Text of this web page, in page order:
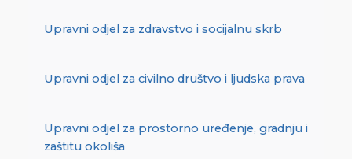
Upravni odjel za zdravstvo i socijalnu skrb
Upravni odjel za civilno društvo i ljudska prava
Upravni odjel za prostorno uređenje, gradnju i
zaštitu okoliša